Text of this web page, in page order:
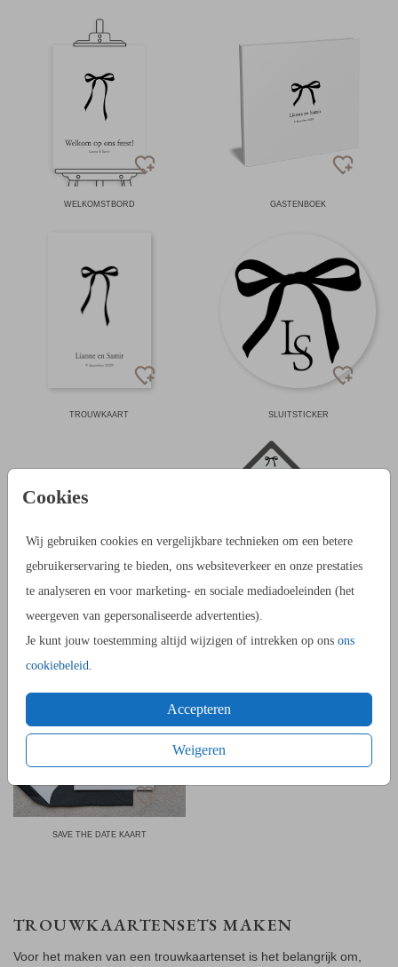
Cookies
Wij gebruiken cookies en vergelijkbare technieken om een betere
gebruikerservaring te bieden, ons websiteverkeer en onze prestaties
te analyseren en voor marketing- en sociale mediadoeleinden (het
weergeven van gepersonaliseerde advertenties).
Je kunt jouw toestemming altijd wijzigen of intrekken op ons ons
cookiebeleid.
Accepteren
Weigeren
WELKOMSTBORD GASTENBOEK
TROUWKAART SLUITSTICKER
NAAMKAARTJES
SAVE THE DATE KAART
TROUWKAARTENSETS MAKEN
Voor het maken van een trouwkaartenset is het belangrijk om,